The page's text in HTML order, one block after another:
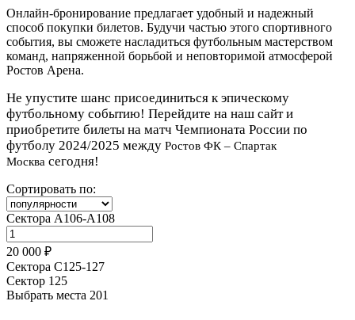
Онлайн-бронирование предлагает удобный и надежный
способ покупки билетов. Будучи частью этого спортивного
события, вы сможете насладиться футбольным мастерством
команд, напряженной борьбой и неповторимой атмосферой
Ростов Арена.
Не упустите шанс присоединиться к эпическому
футбольному событию! Перейдите на наш сайт и
приобретите билеты на матч Чемпионата России по
футболу 2024/2025 между Ростов ФК – Спартак
Москва сегодня!
Сортировать по:
Сектора А106-А108
20 000 ₽
Сектора С125-127
Сектор 125
Выбрать места 201